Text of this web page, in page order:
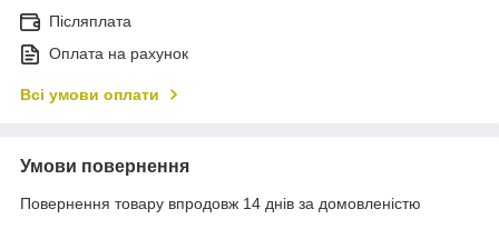
Післяплата
Оплата на рахунок
Всі умови оплати
Умови повернення
Повернення товару впродовж 14 днів за домовленістю